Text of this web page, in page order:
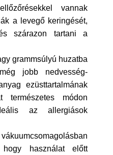
vannak
a levegő keringését,
szárazon tartani a
grammsúlyú huzatba
jobb nedvesség-
ezüsttartalmának
természetes módon
az allergiások
használat előtt